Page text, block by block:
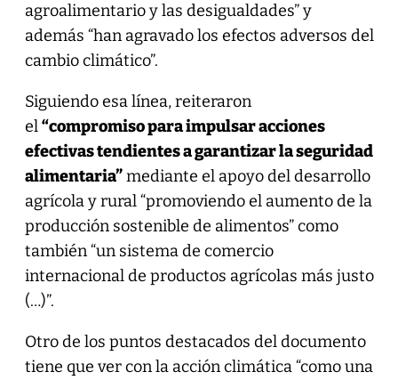
agroalimentario y las desigualdades” y
además “han agravado los efectos adversos del
cambio climático”.
Siguiendo esa línea, reiteraron
el“compromiso para impulsar acciones
efectivas tendientes a garantizar la seguridad
alimentaria”mediante el apoyo del desarrollo
agrícola y rural “promoviendo el aumento de la
producción sostenible de alimentos” como
también “un sistema de comercio
internacional de productos agrícolas más justo
(…)”.
Otro de los puntos destacados del documento
tiene que ver con la acción climática “como una